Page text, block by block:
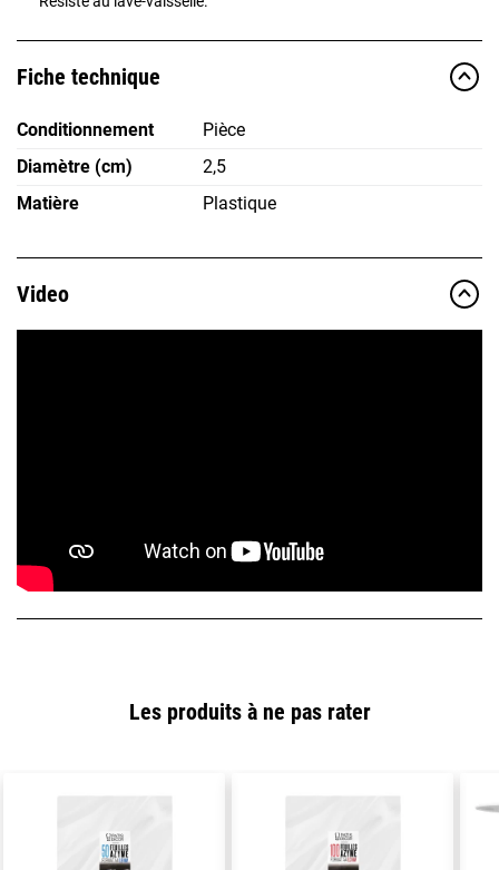
Fiche technique
Conditionnement
Pièce
Diamètre (cm)
2,5
Matière
Plastique
Video
Les produits à ne pas rater